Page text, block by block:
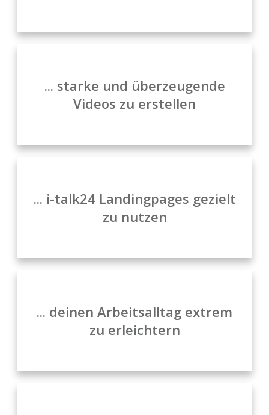
... starke und überzeugende
Videos zu erstellen
... i-talk24 Landingpages gezielt
zu nutzen
... deinen Arbeitsalltag extrem
zu erleichtern